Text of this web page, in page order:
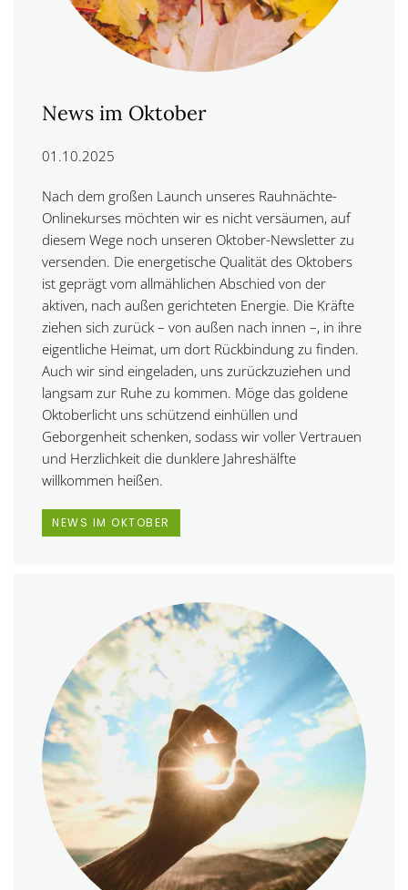
News im Oktober
01.10.2025
Nach dem großen Launch unseres Rauhnächte-
Onlinekurses möchten wir es nicht versäumen, auf
diesem Wege noch unseren Oktober-Newsletter zu
versenden. Die energetische Qualität des Oktobers
ist geprägt vom allmählichen Abschied von der
aktiven, nach außen gerichteten Energie. Die Kräfte
ziehen sich zurück – von außen nach innen –, in ihre
eigentliche Heimat, um dort Rückbindung zu finden.
Auch wir sind eingeladen, uns zurückzuziehen und
langsam zur Ruhe zu kommen. Möge das goldene
Oktoberlicht uns schützend einhüllen und
Geborgenheit schenken, sodass wir voller Vertrauen
und Herzlichkeit die dunklere Jahreshälfte
willkommen heißen.
NEWS IM OKTOBER